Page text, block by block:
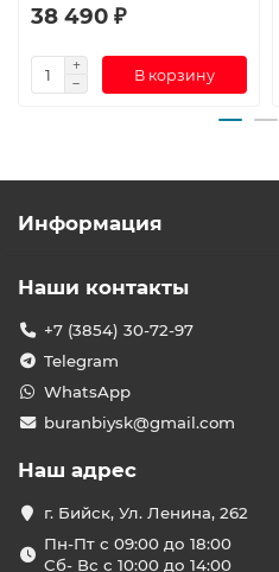
38 490 ₽
В корзину
Информация
Наши контакты
+7 (3854) 30-72-97
Telegram
WhatsApp
buranbiysk@gmail.com
Наш адрес
г. Бийск, Ул. Ленина, 262
Пн-Пт с 09:00 до 18:00
Сб- Вс с 10:00 до 14:00